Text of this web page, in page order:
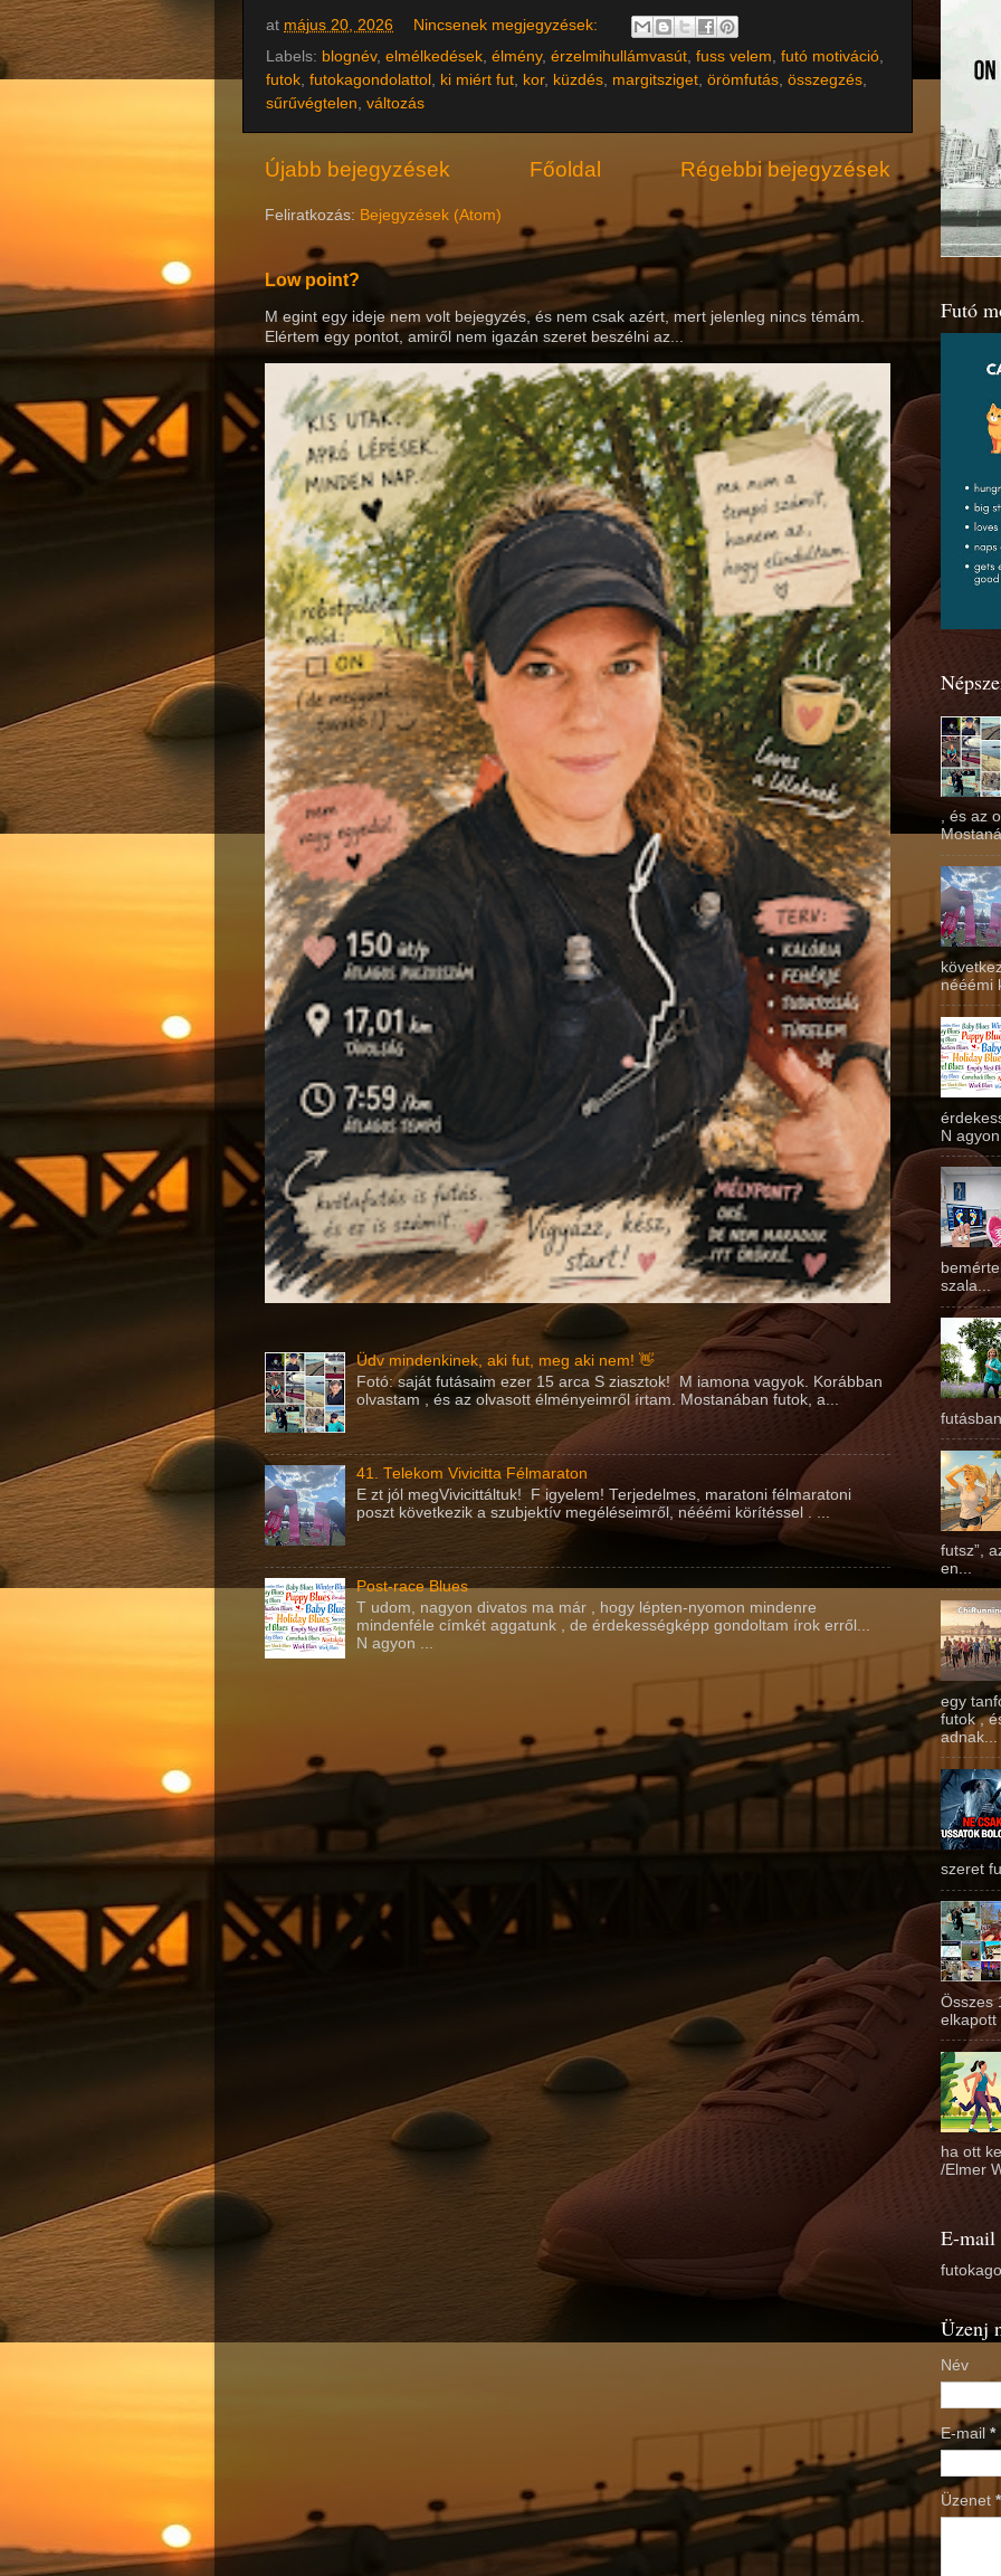
at május 20, 2026
Nincsenek megjegyzések:
Labels: blognév, elmélkedések élmény, érzelmihullámvasút fuss velem futó motiváció
futok futokagondolattol ki miért fut kor, küzdés margitsziget örömfutás összegzés
sűrűvégtelen változás
Újabb bejegyzések Régebbi bejegyzések
Főoldal
Feliratkozás: Bejegyzések (Atom)
Low point?
M egint egy ideje nem volt bejegyzés, és nem csak azért, mert jelenleg nincs témám.
Elértem egy pontot, amiről nem igazán szeret beszélni az...
Üdv mindenkinek, aki fut, meg aki nem! 👋
Fotó: saját futásaim ezer 15 arca S ziasztok! M iamona vagyok. Korábban
olvastam , és az olvasott élményeimről írtam. Mostanában futok, a...
41. Telekom Vivicitta Félmaraton
E zt jól megVivicittáltuk! F igyelem! Terjedelmes, maratoni félmaratoni
poszt következik a szubjektív megéléseimről, nééémi körítéssel . ...
Post-race Blues
T udom, nagyon divatos ma már , hogy lépten-nyomon mindenre
mindenféle címkét aggatunk , de érdekességképp gondoltam írok erről...
N agyon ...
Futó
, és az
nééémi
N
szala...
futsz”,
en...
egy
futok ,
adnak...
szeret
Összes
elkapott
ha ott
/Elmer
E-mail
Üzenj
Név
E-mail *
Üzenet *